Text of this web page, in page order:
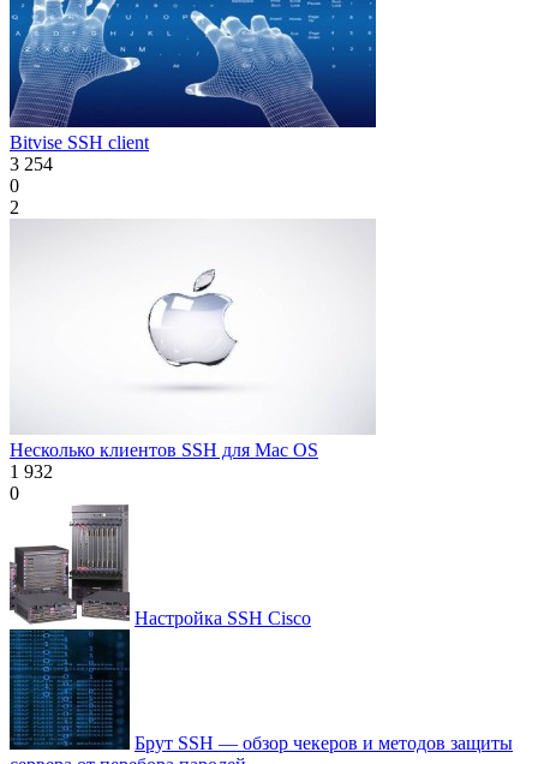
Bitvise SSH client
3 254
0
2
Несколько клиентов SSH для Mac OS
1 932
0
Настройка SSH Cisco
Брут SSH — обзор чекеров и методов защиты